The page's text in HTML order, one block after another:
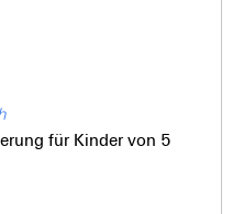
für Kinder von 5